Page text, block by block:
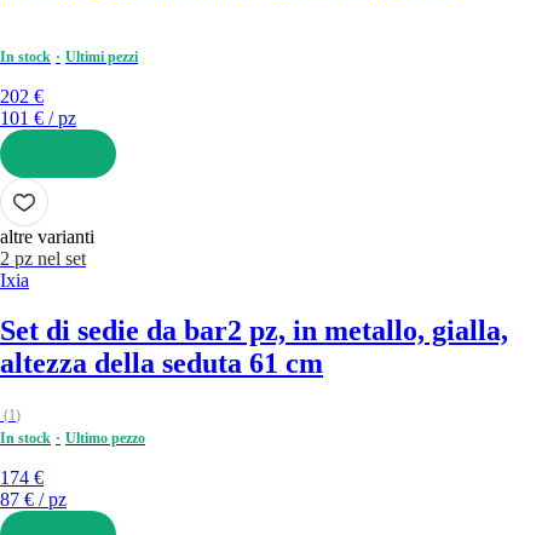
In stock Ultimi pezzi
202 €
101 € / pz
AGGIUNGI
altre varianti
2 pz nel set
Ixia
Set di sedie da bar2 pz, in metallo, gialla,
altezza della seduta 61 cm
(1)
In stock
Ultimo pezzo
174 €
87 € / pz